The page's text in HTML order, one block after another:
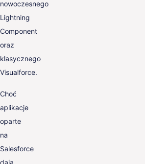
nowoczesnego
Lightning
Component
oraz
klasycznego
Visualforce.
Choć
aplikacje
oparte
na
Salesforce
dają